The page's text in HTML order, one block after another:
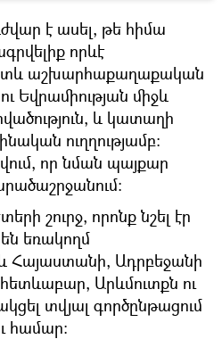
է ասել, թե հիմա
որևէ
աշխարհաքաղաքական
Եվրամիության միջև
և կատաղի
ուղղությամբ։
որ նման պայքար
շուրջ, որոնք նշել էր
եռակողմ
Հայաստանի, Ադրբեջանի
Արևմուտքն ու
տվյալ գործընթացում
համար։